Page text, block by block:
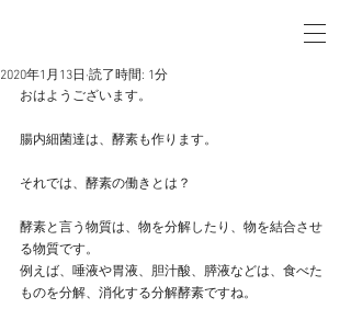
2020年1月13日 読了時間: 1分
おはようございます。
腸内細菌達は、酵素も作ります。
それでは、酵素の働きとは？
酵素と言う物質は、物を分解したり、物を結合させ
る物質です。
例えば、唾液や胃液、胆汁酸、膵液などは、食べた
ものを分解、消化する分解酵素ですね。